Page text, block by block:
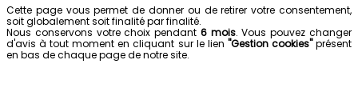
Cette page vous permet de donner ou de retirer votre consentement,
soit globalement soit finalité par finalité.
Nous conservons votre choix pendant 6 mois. Vous pouvez changer
d'avis à tout moment en cliquant sur le lien "Gestion cookies"présent
en bas de chaque page de notre site.